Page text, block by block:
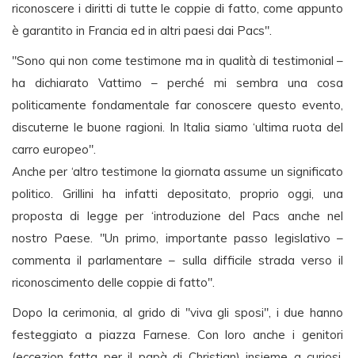
riconoscere i diritti di tutte le coppie di fatto, come appunto
è garantito in Francia ed in altri paesi dai Pacs".
"Sono qui non come testimone ma in qualità di testimonial –
ha dichiarato Vattimo – perché mi sembra una cosa
politicamente fondamentale far conoscere questo evento,
discuterne le buone ragioni. In Italia siamo ‘ultima ruota del
carro europeo".
Anche per ‘altro testimone la giornata assume un significato
politico. Grillini ha infatti depositato, proprio oggi, una
proposta di legge per ‘introduzione del Pacs anche nel
nostro Paese. "Un primo, importante passo legislativo –
commenta il parlamentare – sulla difficile strada verso il
riconoscimento delle coppie di fatto".
Dopo la cerimonia, al grido di "viva gli sposi", i due hanno
festeggiato a piazza Farnese. Con loro anche i genitori